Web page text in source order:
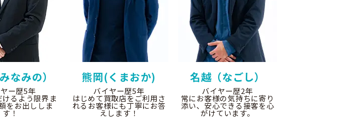
なみの）
ー歴5年
るよう限界ま
をお出ししま
す！
熊岡(くまおか)
バイヤー歴5年
はじめて買取店をご利用さ
れるお客様にも丁寧にお答
えします！
名越（なごし）
バイヤー歴2年
常にお客様の気持ちに寄り
添い、安心できる接客を心
がけています。